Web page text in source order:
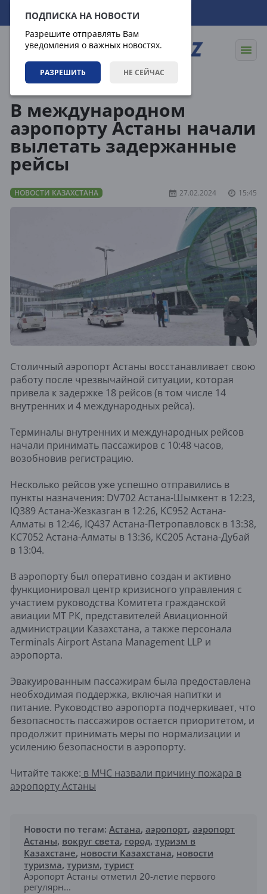
ПОДПИСКА НА НОВОСТИ
Разрешите отправлять Вам
уведомления о важных новостях.
РАЗРЕШИТЬ НЕ СЕЙЧАС
10.08.2026 13:51:15
В международном
аэропорту Астаны начали
вылетать задержанные
рейсы
НОВОСТИ КАЗАХСТАНА 27.02.2024 15:45
Столичный аэропорт Астаны восстанавливает свою
работу после чрезвычайной ситуации, которая
привела к задержке 18 рейсов (в том числе 14
внутренних и 4 международных рейса).
Терминалы внутренних и международных рейсов
начали принимать пассажиров с 10:48 часов,
возобновив регистрацию.
Несколько рейсов уже успешно отправились в
пункты назначения: DV702 Астана-Шымкент в 12:23,
IQ389 Астана-Жезказган в 12:26, KC952 Астана-
Алматы в 12:46, IQ437 Астана-Петропавловск в 13:38,
КС7052 Астана-Алматы в 13:36, KC205 Астана-Дубай
в 13:04.
В аэропорту был оперативно создан и активно
функционировал центр кризисного управления с
участием руководства Комитета гражданской
авиации МТ РК, представителей Авиационной
администрации Казахстана, а также персонала
Terminals Airport Astana Management LLP и
аэропорта.
Эвакуированным пассажирам была предоставлена
необходимая поддержка, включая напитки и
питание. Руководство аэропорта подчеркивает, что
безопасность пассажиров остается приоритетом, и
продолжит принимать меры по нормализации и
усилению безопасности в аэропорту.
Читайте также: в МЧС назвали причину пожара в
аэропорту Астаны
Новости по тегам: Астана, аэропорт, аэропорт
Астаны, вокруг света, город, туризм в
Казахстане, новости Казахстана, новости
туризма, туризм, турист
Аэропорт Астаны отметил 20-летие первого
регулярн...